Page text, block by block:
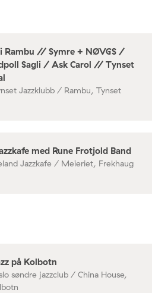
Rambu // Symre + NØVGS /
Sagli / Ask Carol // Tynset
Jazzklubb / Rambu, Tynset
med Rune Frotjold Band
Jazzkafe / Meieriet, Frekhaug
på Kolbotn
søndre jazzclub / China House,